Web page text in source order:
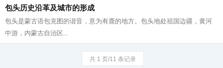
包头历史沿革及城市的形成
包头是蒙古语包克图的谐音，意为有鹿的地方。包头地处祖国边疆，黄河
中游，内蒙古自治区...
共 1 页/11 条记录